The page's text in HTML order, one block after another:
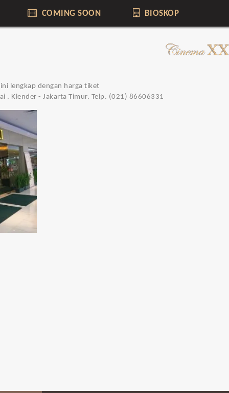
COMING SOON BIOSKOP
lengkap dengan harga tiket
. Klender - Jakarta Timur. Telp. (021) 86606331